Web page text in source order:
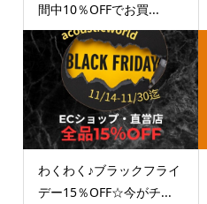
間中10％OFFでお買...
わくわく♪ブラックフライ
デー15％OFF☆今がチ...